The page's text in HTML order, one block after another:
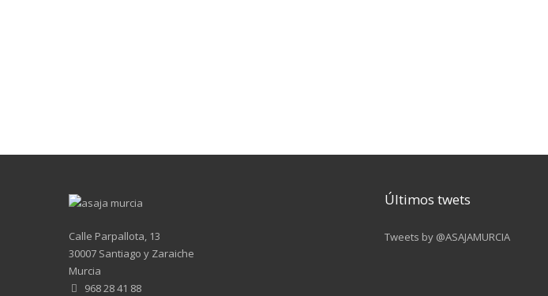
Calle Parpallota, 13
30007 Santiago y Zaraiche
Murcia
968 28 41 88
Últimos twets
Tweets by @ASAJAMURCIA